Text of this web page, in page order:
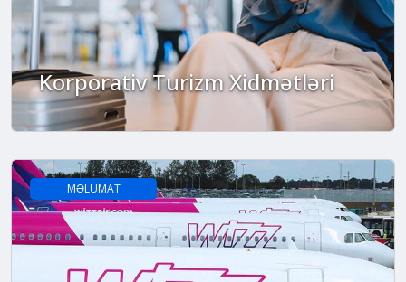
Korporativ Turizm Xidmətləri
MƏLUMAT